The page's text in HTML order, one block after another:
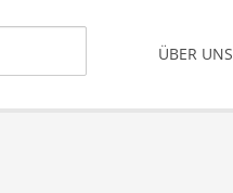
ÜBER UNS